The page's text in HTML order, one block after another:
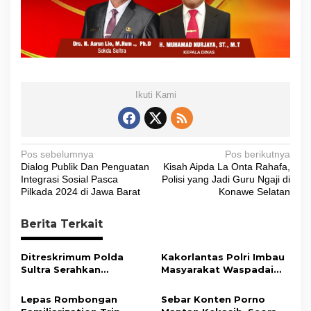
Ikuti Kami
N
a
v
i
g
a
s
i
Pos sebelumnya
Dialog Publik Dan Penguatan
Integrasi Sosial Pasca
Pilkada 2024 di Jawa Barat
Pos berikutnya
Kisah Aipda La Onta Rahafa,
Polisi yang Jadi Guru Ngaji di
Konawe Selatan
Berita Terkait
Ditreskrimum Polda
Sultra Serahkan
Bukti Kasus Dugaan
Penyelenggaraan
Kakorlantas Polri Imbau
Masyarakat Waspadai
Baru
Lepas Rombongan
Sebar Konten Porno